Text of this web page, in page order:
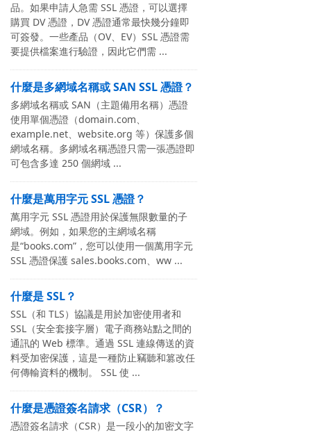
品。如果申請人急需 SSL 憑證，可以選擇
購買 DV 憑證，DV 憑證通常最快幾分鐘即
可簽發。一些產品（OV、EV）SSL 憑證需
要提供檔案進行驗證，因此它們需 ...
什麼是多網域名稱或 SAN SSL 憑證？
多網域名稱或 SAN（主題備用名稱）憑證
使用單個憑證（domain.com、
example.net、website.org 等）保護多個
網域名稱。多網域名稱憑證只需一張憑證即
可包含多達 250 個網域 ...
什麼是萬用字元 SSL 憑證？
萬用字元 SSL 憑證用於保護無限數量的子
網域。例如，如果您的主網域名稱
是“books.com”，您可以使用一個萬用字元
SSL 憑證保護 sales.books.com、ww ...
什麼是 SSL？
SSL（和 TLS）協議是用於加密使用者和
SSL（安全套接字層）電子商務站點之間的
通訊的 Web 標準。通過 SSL 連線傳送的資
料受加密保護，這是一種防止竊聽和篡改任
何傳輸資料的機制。 SSL 使 ...
什麼是憑證簽名請求（CSR）？
憑證簽名請求（CSR）是一段小的加密文字